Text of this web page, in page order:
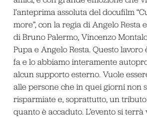
l’anteprima assoluta del docufilm
more”, con la regia di Angelo Resta
di Bruno Palermo, Vincenzo
Pupa e Angelo Resta. Questo lavoro
fa e lo abbiamo interamente
alcun supporto esterno. Vuole
alle persone che in quei giorni non
risparmiate e, soprattutto, un
quanto è accaduto. L’evento si